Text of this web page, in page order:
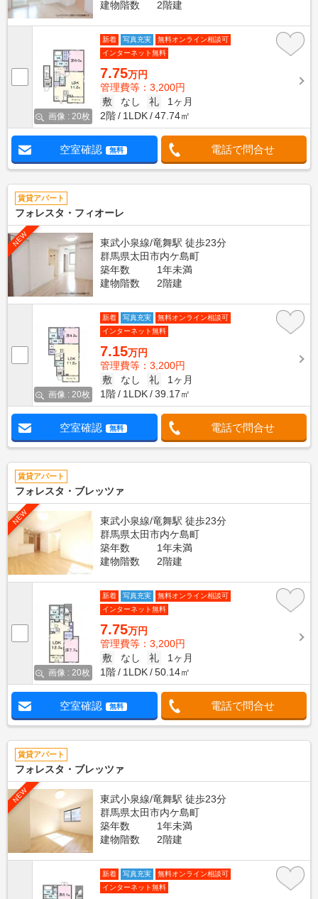
建物階数 2階建
画像 : 20枚
新着 写真充実
無料オンライン相談可
インターネット無料
7.75万円
管理費等：3,200円
敷
なし 礼
1ヶ月
2階
1LDK 47.74㎡
空室確認 無料 電話で問合せ
賃貸アパート
フォレスタ・フィオーレ
NEW
東武小泉線/竜舞駅 徒歩23分
群馬県太田市内ケ島町
築年数
1年未満
建物階数
2階建
画像 : 20枚
新着 写真充実
無料オンライン相談可
インターネット無料
7.15万円
管理費等：3,200円
敷
なし 礼
1ヶ月
1階
1LDK 39.17㎡
空室確認 無料 電話で問合せ
賃貸アパート
フォレスタ・ブレッツァ
NEW
東武小泉線/竜舞駅 徒歩23分
群馬県太田市内ケ島町
築年数
1年未満
建物階数
2階建
画像 : 20枚
新着 写真充実
無料オンライン相談可
インターネット無料
7.75万円
管理費等：3,200円
敷
なし 礼
1ヶ月
1階
1LDK 50.14㎡
空室確認 無料 電話で問合せ
賃貸アパート
フォレスタ・ブレッツァ
NEW
東武小泉線/竜舞駅 徒歩23分
群馬県太田市内ケ島町
築年数
1年未満
建物階数
2階建
新着 写真充実
無料オンライン相談可
インターネット無料